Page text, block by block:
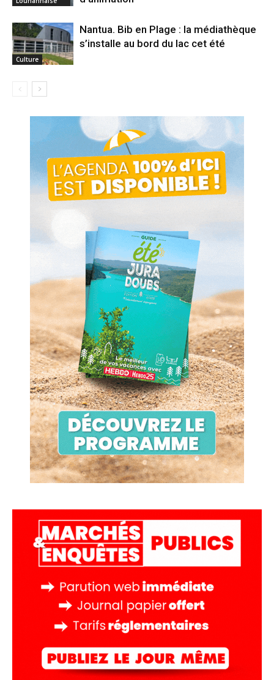
Culture
Nantua. Bib en Plage : la médiathèque
s’installe au bord du lac cet été